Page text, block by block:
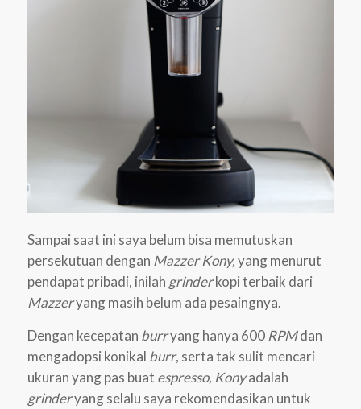
Sampai saat ini saya belum bisa memutuskan
persekutuan dengan Mazzer Kony,yang menurut
pendapat pribadi, inilah grinderkopi terbaik dari
Mazzeryang masih belum ada pesaingnya.
Dengan kecepatan burryang hanya 600 RPMdan
mengadopsi konikal burr, serta tak sulit mencari
ukuran yang pas buat espresso, Konyadalah
grinderyang selalu saya rekomendasikan untuk